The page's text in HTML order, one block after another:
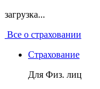
загрузка...
Все о страховании
Страхование
Для Физ. лиц